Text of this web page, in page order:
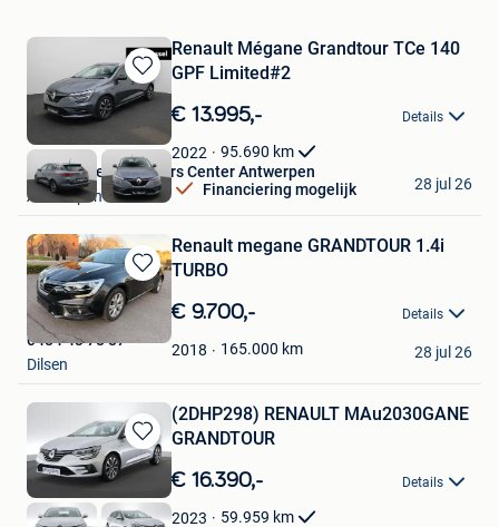
Bewaren
in
Mijn
Favorieten
Renault Mégane Grandtour TCe 140
GPF Limited#2
€ 13.995,- Details
2022 95.690 km
Financiering mogelijk
Van Mossel Used Cars Center Antwerpen
Antwerpen
28 jul 26
Bewaren
in
Mijn
Favorieten
Renault megane GRANDTOUR 1.4i
TURBO
€ 9.700,- Details
2018 165.000 km
0484 43 78 87
Dilsen
28 jul 26
Bewaren
in
Favorieten
(2DHP298) RENAULT MAu2030GANE
GRANDTOUR
€ 16.390,- Details
2023 59.959 km